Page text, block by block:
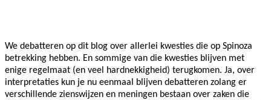
We debatteren op dit blog over allerlei kwesties die op Spinoza
betrekking hebben. En sommige van die kwesties blijven met
enige regelmaat (en veel hardnekkigheid) terugkomen. Ja, over
interpretaties kun je nu eenmaal blijven debatteren zolang er
verschillende zienswijzen en meningen bestaan over zaken die